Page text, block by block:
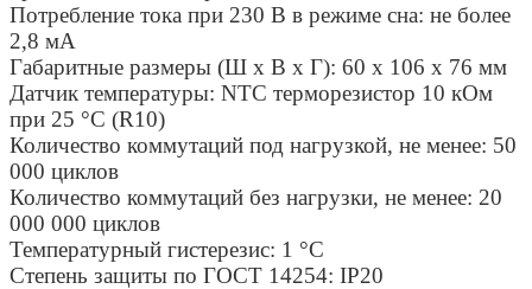
Потребление тока при 230 В в режиме сна: не более
2,8 мА
Габаритные размеры (Ш х В х Г): 60 х 106 х 76 мм
Датчик температуры: NTC терморезистор 10 кОм
при 25 °С (R10)
Количество коммутаций под нагрузкой, не менее: 50
000 циклов
Количество коммутаций без нагрузки, не менее: 20
000 000 циклов
Температурный гистерезис: 1 °С
Степень защиты по ГОСТ 14254: ІР20